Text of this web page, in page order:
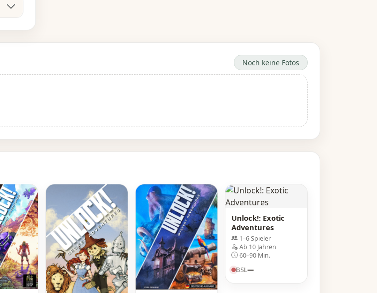
Noch keine Fotos
Unlock!: Exotic
Adventures
1–6 Spieler
Ab 10 Jahren
60–90 Min.
BSL—